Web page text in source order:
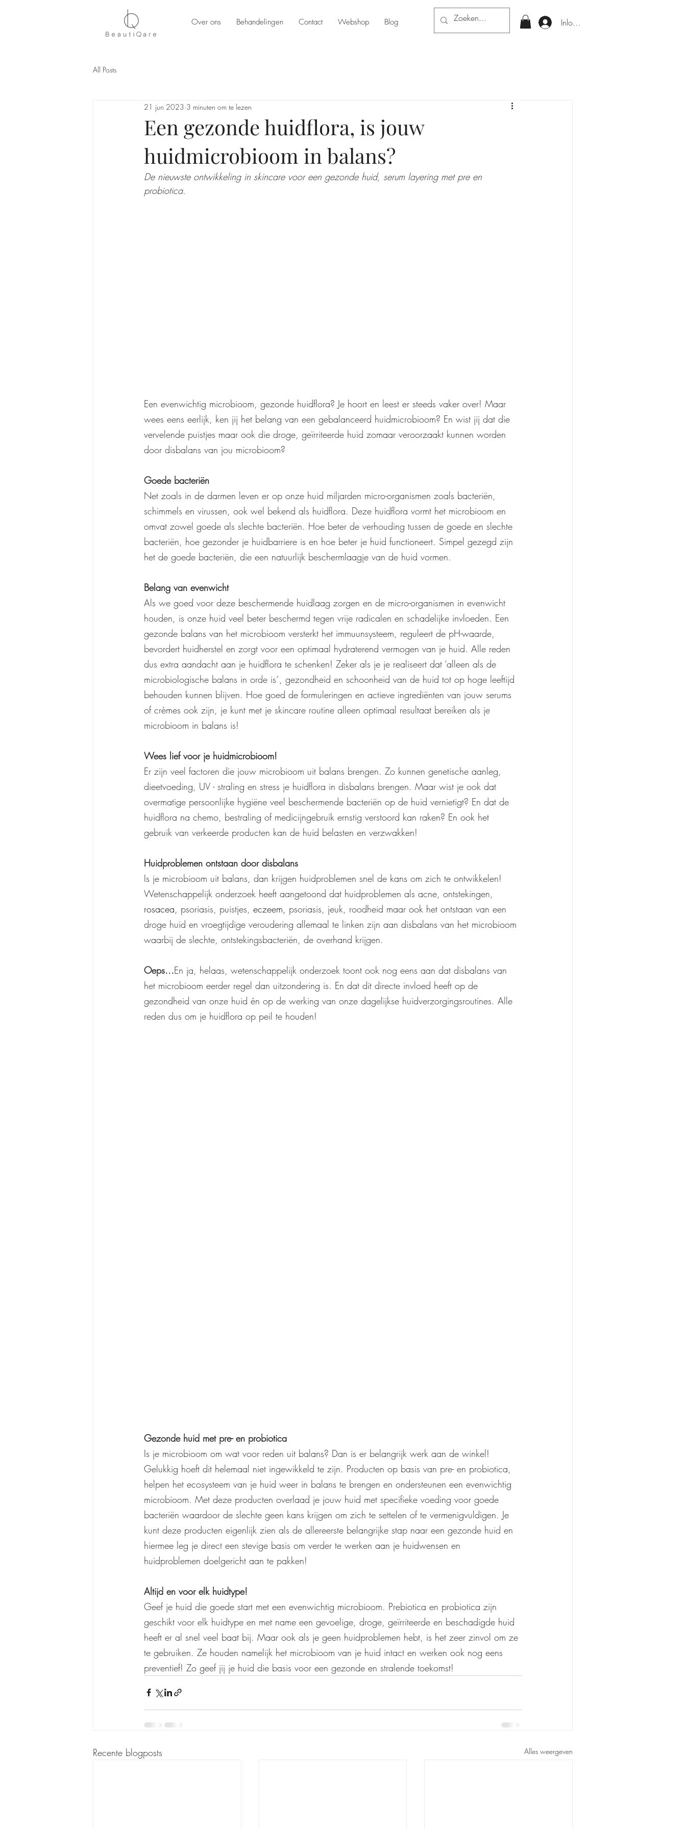
Over ons Behandelingen Contact Webshop Blog Inloggen
All Posts
Een gezonde huidflora, is jouw
huidmicrobioom in balans?
21 jun 2023 3 minuten om te lezen
De nieuwste ontwikkeling in skincare voor een gezonde huid, serum layering met pre en
probiotica.
Een evenwichtig microbioom, gezonde huidflora? Je hoort en leest er steeds vaker over! Maar
wees eens eerlijk, ken jij het belang van een gebalanceerd huidmicrobioom? En wist jij dat die
vervelende puistjes maar ook die droge, geïrriteerde huid zomaar veroorzaakt kunnen worden
door disbalans van jou microbioom?
Goede bacteriën
Net zoals in de darmen leven er op onze huid miljarden micro-organismen zoals bacteriën,
schimmels en virussen, ook wel bekend als huidflora. Deze huidflora vormt het microbioom en
omvat zowel goede als slechte bacteriën. Hoe beter de verhouding tussen de goede en slechte
bacteriën, hoe gezonder je huidbarriere is en hoe beter je huid functioneert. Simpel gezegd zijn
het de goede bacteriën, die een natuurlijk beschermlaagje van de huid vormen.
Belang van evenwicht
Als we goed voor deze beschermende huidlaag zorgen en de micro-organismen in evenwicht
houden, is onze huid veel beter beschermd tegen vrije radicalen en schadelijke invloeden. Een
gezonde balans van het microbioom versterkt het immuunsysteem, reguleert de pH-waarde,
bevordert huidherstel en zorgt voor een optimaal hydraterend vermogen van je huid. Alle reden
dus extra aandacht aan je huidflora te schenken! Zeker als je je realiseert dat ‘alleen als de
microbiologische balans in orde is´, gezondheid en schoonheid van de huid tot op hoge leeftijd
behouden kunnen blijven. Hoe goed de formuleringen en actieve ingrediënten van jouw serums
of crèmes ook zijn, je kunt met je skincare routine alleen optimaal resultaat bereiken als je
microbioom in balans is!
Wees lief voor je huidmicrobioom!
Er zijn veel factoren die jouw microbioom uit balans brengen. Zo kunnen genetische aanleg,
dieetvoeding, UV - straling en stress je huidflora in disbalans brengen. Maar wist je ook dat
overmatige persoonlijke hygiëne veel beschermende bacteriën op de huid vernietigt? En dat de
huidflora na chemo, bestraling of medicijngebruik ernstig verstoord kan raken? En ook het
gebruik van verkeerde producten kan de huid belasten en verzwakken!
Huidproblemen ontstaan door disbalans
Is je microbioom uit balans, dan krijgen huidproblemen snel de kans om zich te ontwikkelen!
Wetenschappelijk onderzoek heeft aangetoond dat huidproblemen als acne, ontstekingen,
rosacea, psoriasis, puistjes, eczeem, psoriasis, jeuk, roodheid maar ook het ontstaan van een
droge huid en vroegtijdige veroudering allemaal te linken zijn aan disbalans van het microbioom
waarbij de slechte, ontstekingsbacteriën, de overhand krijgen.
Oeps…En ja, helaas, wetenschappelijk onderzoek toont ook nog eens aan dat disbalans van
het microbioom eerder regel dan uitzondering is. En dat dit directe invloed heeft op de
gezondheid van onze huid én op de werking van onze dagelijkse huidverzorgingsroutines. Alle
reden dus om je huidflora op peil te houden!
Gezonde huid met pre- en probiotica
Is je microbioom om wat voor reden uit balans? Dan is er belangrijk werk aan de winkel!
Gelukkig hoeft dit helemaal niet ingewikkeld te zijn. Producten op basis van pre- en probiotica,
helpen het ecosysteem van je huid weer in balans te brengen en ondersteunen een evenwichtig
microbioom. Met deze producten overlaad je jouw huid met specifieke voeding voor goede
bacteriën waardoor de slechte geen kans krijgen om zich te settelen of te vermenigvuldigen. Je
kunt deze producten eigenlijk zien als de allereerste belangrijke stap naar een gezonde huid en
hiermee leg je direct een stevige basis om verder te werken aan je huidwensen en
huidproblemen doelgericht aan te pakken!
Altijd en voor elk huidtype!
Geef je huid die goede start met een evenwichtig microbioom. Prebiotica en probiotica zijn
geschikt voor elk huidtype en met name een gevoelige, droge, geïrriteerde en beschadigde huid
heeft er al snel veel baat bij. Maar ook als je geen huidproblemen hebt, is het zeer zinvol om ze
te gebruiken. Ze houden namelijk het microbioom van je huid intact en werken ook nog eens
preventief! Zo geef jij je huid die basis voor een gezonde en stralende toekomst!
Recente blogposts Alles weergeven